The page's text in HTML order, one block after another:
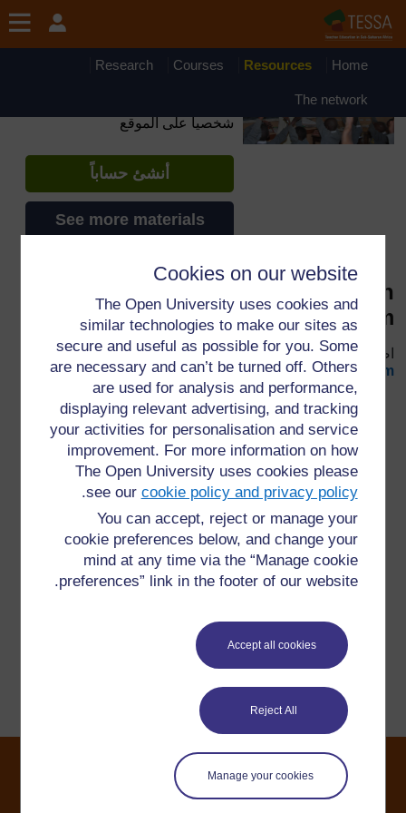
Cookies on our website
The Open University uses cookies and
similar technologies to make our sites as
secure and useful as possible for you. Some
are necessary and can’t be turned off. Others
are used for analysis and performance,
displaying relevant advertising, and tracking
your activities for personalisation and service
improvement. For more information on how
The Open University uses cookies please
see our cookie policy and privacy policy
.
You can accept, reject or manage your
cookie preferences below, and change your
mind at any time via the “Manage cookie
preferences” link in the footer of our website.
Accept all cookies
Reject All
Manage your cookies
تجاوز إلى المحتوى الرئيسي
OpenLearn Create will be unavailable on Wednesday 12
August 2026 from 8am to 10.30am (GMT) due to routine
Home
Resources
Courses
Research
The network
شخصياً على الموقع
أنشئ حساباً
See more materials
Key Resource: Using group work in
your classroom
اضغط الوصلةKey Resource: Using group work in your
classroomلفتح المصدر.
لمعلومات إضافية، الرجاء مراجعة الأسئلة المتكررة والتي قد
تقدم لك الدعم التي تحتاجها.
هل لديك سؤال؟
يرجى الاتصال بنا هنا إذا كان لديك أي مخاوف بشأن أي شيء
الإبلاغ عن مشكلة